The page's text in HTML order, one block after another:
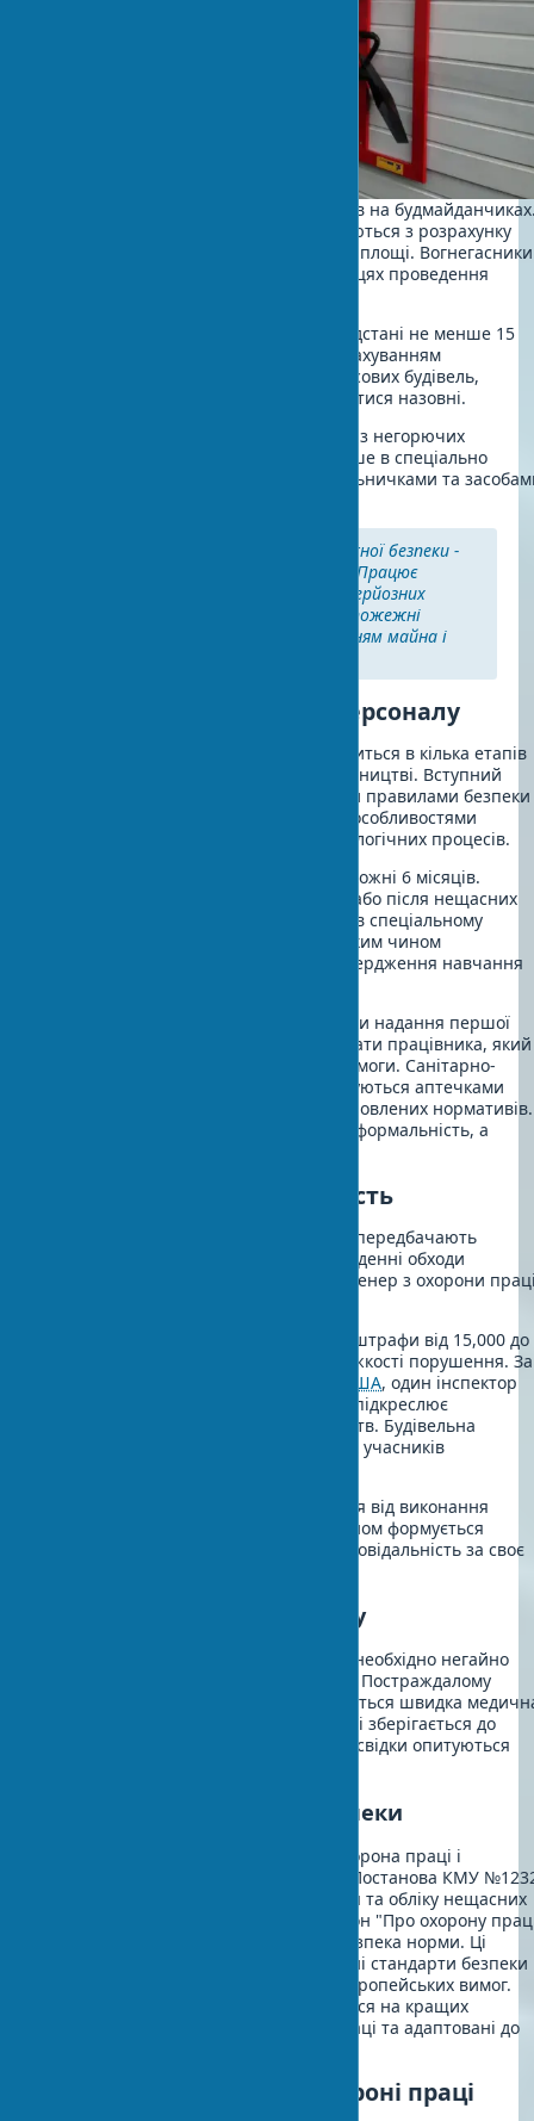
Пожежі становлять 7% усіх інцидентів на
Пожежні щити будівництво розміщуються з розрахунку
один щит на 1000 квадратних метрів площі. Вогнегасники
будмайданчик встановлюються в місцях проведення
Горючі матеріали зберігаються на відстані не менше 15
метрів від об’єкта, що будується. З урахуванням
конструктивних особливостей тимчасових будівель,
евакуаційні виходи повинні відкриватися назовні.
Тимчасові будівлі споруди будуються з негорючих
матеріалів. Куріння дозволяється лише в спеціально
відведених місцях, обладнаних попільничками та
Правильна організація пожежної безпеки -
як імунна система організму. Працює
непомітно, але захищає від серйозних
проблем. Інвестиції в протипожежні
заходи окупаються збереженням майна і
Інструктаж і навчання персоналу
Інструктаж з техніки безпеки проводиться в кілька етапів
відповідно до вимог з безпеки в будівництві. Вступний
інструктаж ознайомлює з загальними правилами безпеки
на об’єкті. Первинний інструктаж - з особливостями
конкретного робочого місця та технологічних процесів.
Повторний інструктаж проводиться кожні 6 місяців.
Позаплановий - при зміні технології або після нещасних
випадків. Усі інструктажі фіксуються в спеціальному
журналі з підписами працівників. Таким чином
забезпечується документальне підтвердження навчання
Навчання включає практичні навички надання першої
допомоги. Кожна бригада повинна мати працівника, який
пройшов курс першої медичної допомоги. Санітарно-
побутові приміщення будова обладнуються аптечками
першої допомоги відповідно до встановлених нормативів.
Інструктаж з техніки безпеки - це не формальність, а
Контроль і відповідальність
Правила охорони праці будівництво передбачають
багаторівневу систему контролю. Щоденні обходи
проводить майстер. Щотижневі - інженер з охорони
За порушення безпеки передбачені штрафи від 15,000 до
1,5 мільйона гривень залежно від тяжкості порушення. За
Управління охорони праці США, один інспектор
припадає на 70,000 працівників, що підкреслює
важливість самоконтролю підприємств. Будівельна
безпека норми поширюються на всіх учасників
Працівники мають право відмовитися від виконання
роботи при загрозі життю. Таким чином формується
культура безпеки, де кожен несе відповідальність за своє
Дії при нещасному випадку
При виникненні нещасного випадку необхідно негайно
зупинити роботи в небезпечній зоні. Постраждалому
надається перша допомога, викликається швидка
допомога. Місце події огороджується і зберігається до
прибуття комісії з розслідування. Усі свідки опитуються
Українські нормативи безпеки
В Україні діють ДБН А.3.2-2-2009 "Охорона праці і
промислова безпека в будівництві". Постанова КМУ
від 2001 року "Порядок розслідування та обліку нещасних
випадків" (в редакції 2019 року) і Закон "Про охорону
№2694-XII визначають будівельна безпека норми. Ці
документи встановлюють національні стандарти безпеки
на будмайданчиках з урахуванням європейських вимог.
Відомо, що українські норми базуються на кращих
європейських практиках охорони праці та адаптовані до
Цифрові технології в охороні праці